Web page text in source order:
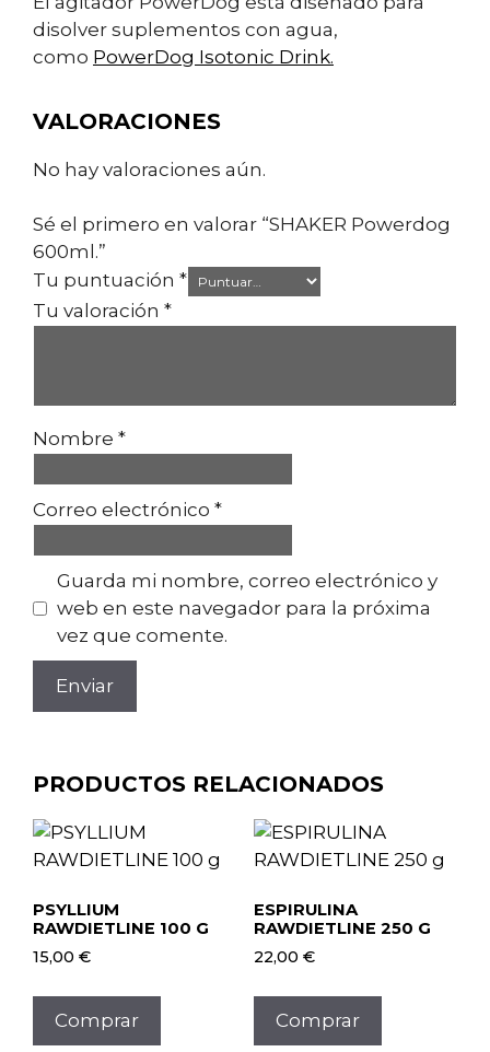
disolver suplementos con agua,
como PowerDog Isotonic Drink.
VALORACIONES
No hay valoraciones aún.
Sé el primero en valorar “SHAKER Powerdog
600ml.”
Tu puntuación *
Tu valoración *
Nombre *
Correo electrónico *
Guarda mi nombre, correo electrónico y
web en este navegador para la próxima
vez que comente.
PRODUCTOS RELACIONADOS
PSYLLIUM
RAWDIETLINE 100 G
15,00 €
Comprar
ESPIRULINA
RAWDIETLINE 250 G
22,00 €
Comprar